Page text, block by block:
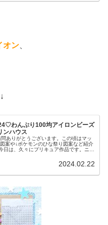
オン
わんぷり100均アイロンビーズ
ンハウス
ありがとうございます。この頃はマッ
案や↓ポケモンのひな祭り図案など紹介
日は、久々にプリキュア作品です。ニコ
2024.02.22